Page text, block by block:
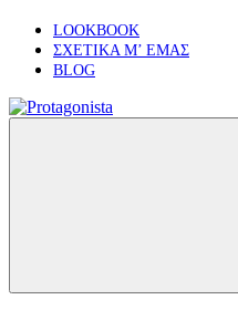
LOOKBOOK
ΣΧΕΤΙΚΑ Μ’ ΕΜΑΣ
BLOG